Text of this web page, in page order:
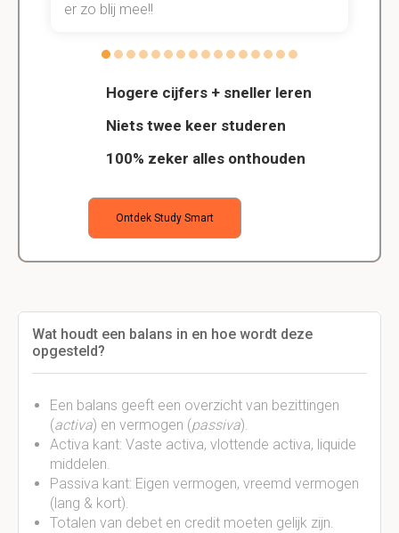
Hogere cijfers + sneller leren
Niets twee keer studeren
100% zeker alles onthouden
Ontdek Study Smart
er zo blij mee!!
Wat houdt een balans in en hoe wordt deze
opgesteld?
Een balans geeft een overzicht van bezittingen
(activa) en vermogen (passiva).
Activa kant: Vaste activa, vlottende activa, liquide
middelen.
Passiva kant: Eigen vermogen, vreemd vermogen
(lang & kort).
Totalen van debet en credit moeten gelijk zijn.